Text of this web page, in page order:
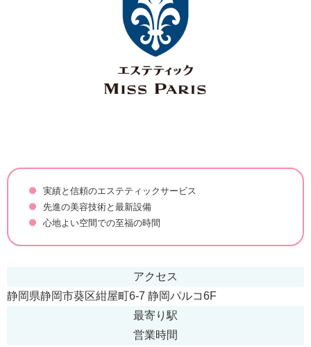
実績と信頼のエステティックサービス
先進の美容技術と最新設備
心地よい空間での至福の時間
アクセス
静岡県静岡市葵区紺屋町6‐7 静岡パルコ6F
最寄り駅
営業時間